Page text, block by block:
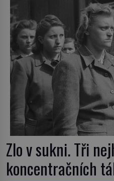
Zlo v sukni. Tři
koncentračních